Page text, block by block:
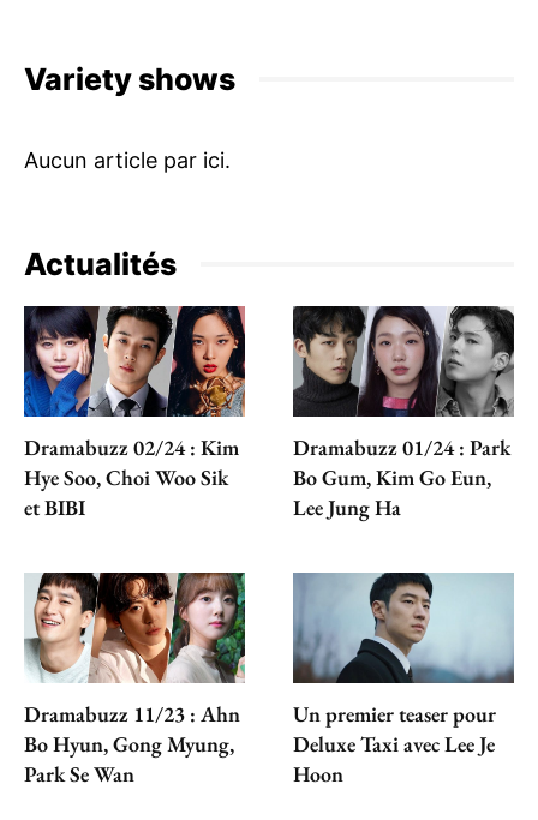
Variety shows
Actualités
Dramabuzz 02/24 : Kim
Hye Soo, Choi Woo Sik
et BIBI
Dramabuzz 01/24 : Park
Bo Gum, Kim Go Eun,
Lee Jung Ha
Dramabuzz 11/23 : Ahn
Bo Hyun, Gong Myung,
Park Se Wan
Un premier teaser pour
Deluxe Taxi avec Lee Je
Hoon